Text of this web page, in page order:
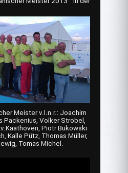
Meister v.l.n.r.: Joachim
Packenius, Volker Strobel,
Piotr Bukowski
Kalle Pütz, Thomas Müller,
Tomas Michel.